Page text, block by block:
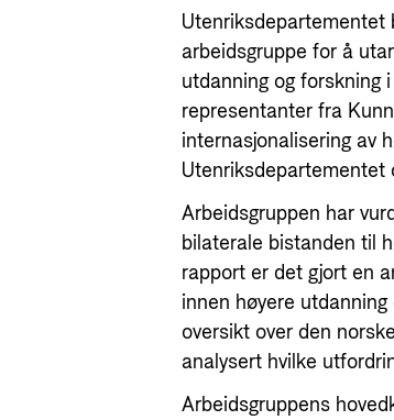
Utenriksdepartementet
arbeidsgruppe for å
utdanning og forskning
representanter fra
internasjonalisering av
Utenriksdepartementet
Arbeidsgruppen har
bilaterale bistanden til
rapport er det gjort en
innen høyere
oversikt over den
analysert hvilke
Arbeidsgruppens